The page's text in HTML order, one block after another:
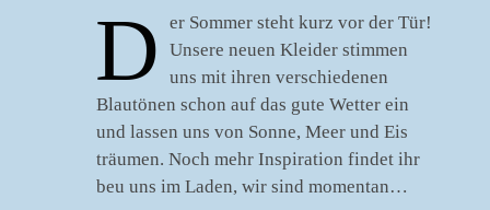
D
er Sommer steht kurz vor der Tür!
Unsere neuen Kleider stimmen
uns mit ihren verschiedenen
Blautönen schon auf das gute Wetter ein
und lassen uns von Sonne, Meer und Eis
träumen. Noch mehr Inspiration findet ihr
beu uns im Laden, wir sind momentan…